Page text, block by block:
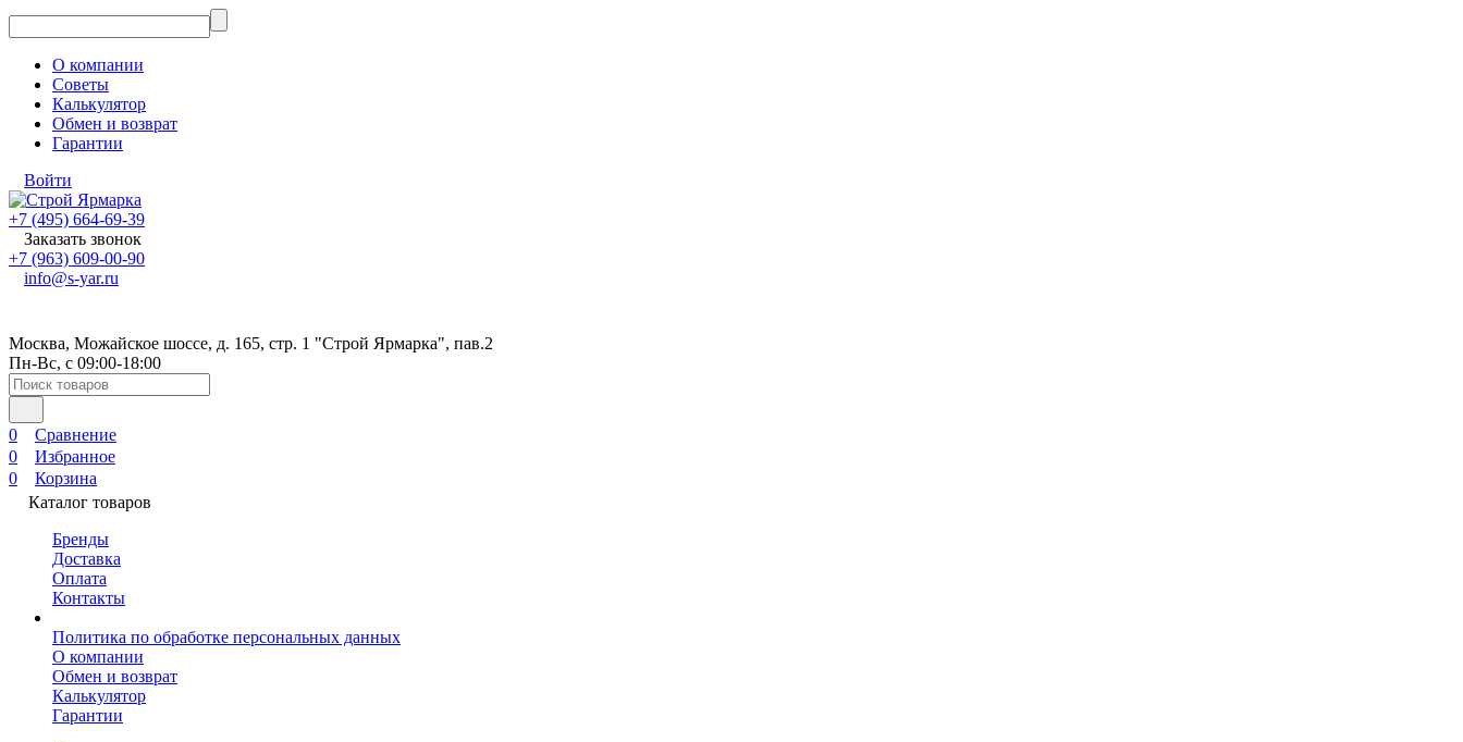
О компании
Советы
Калькулятор
Обмен и возврат
Гарантии
Войти
+7 (495) 664-69-39
Заказать звонок
+7 (963) 609-00-90
info@s-yar.ru
Москва, Можайское шоссе, д. 165, стр. 1 "Строй Ярмарка", пав.2
Пн-Вс, с 09:00-18:00
0
Сравнение
0
Избранное
0
Корзина
Каталог товаров
Бренды
Доставка
Оплата
Контакты
Политика по обработке персональных данных
О компании
Обмен и возврат
Калькулятор
Гарантии